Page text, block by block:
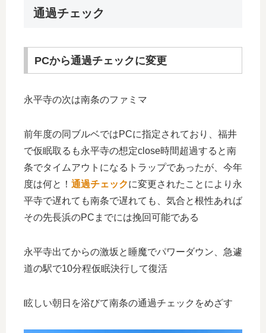
通過チェック
PCから通過チェックに変更
永平寺の次は南条のファミマ
前年度の同ブルベではPCに指定されており、福井
で仮眠取るも永平寺の想定close時間超過すると南
条でタイムアウトになるトラップであったが、今年
度は何と！ 通過チェックに変更されたことにより永
平寺で遅れても南条で遅れても、気合と根性あれば
その先長浜のPCまでには挽回可能である
永平寺出てからの激坂と睡魔でパワーダウン、急遽
道の駅で10分程仮眠決行して復活
眩しい朝日を浴びて南条の通過チェックをめざす